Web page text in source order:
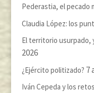
Pederastia, el pecado
Claudia López: los
El territorio usurpado,
2026
¿Ejército politizado? 7
Iván Cepeda y los